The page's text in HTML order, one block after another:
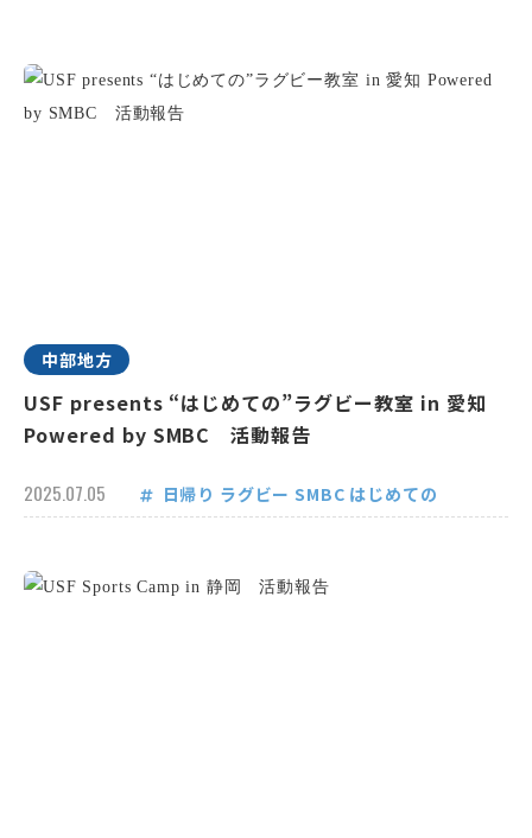
中部地方
USF presents “はじめての”ラグビー教室 in 愛知
Powered by SMBC 活動報告
2025.07.05 日帰り ラグビー SMBC はじめての